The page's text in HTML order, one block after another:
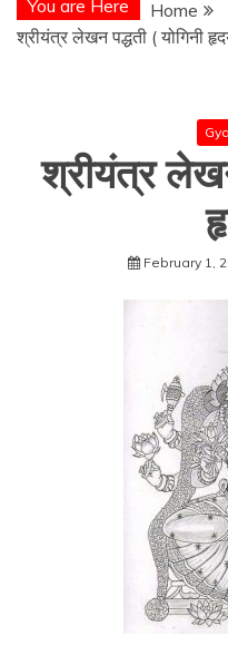
You are Here Home
श्रीयंत्र लेखन पद्धती ( योगिनी
श्रीयंत्र
February 1,